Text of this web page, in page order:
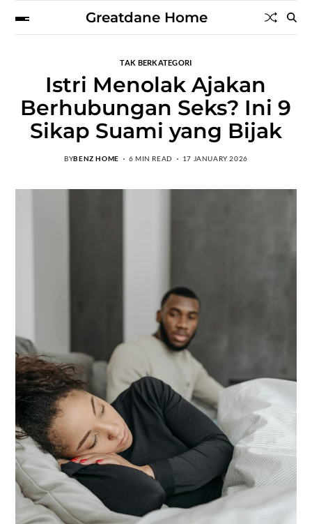
Greatdane Home
TAK BERKATEGORI
Istri Menolak Ajakan
Berhubungan Seks? Ini 9
Sikap Suami yang Bijak
BYBENZ HOME 6 MIN READ 17 JANUARY 2026